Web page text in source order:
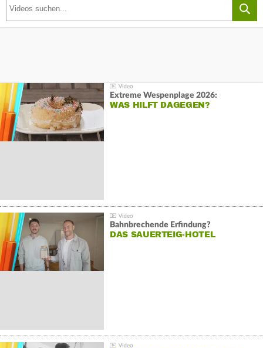
Extreme Wespenplage 2026:
WAS HILFT DAGEGEN?
Bahnbrechende Erfindung?
DAS SAUERTEIG-HOTEL